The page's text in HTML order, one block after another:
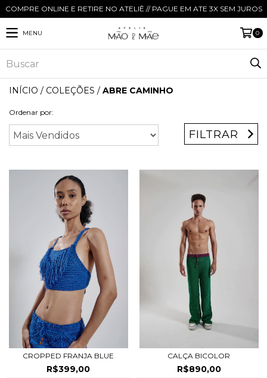
COMPRE ONLINE E RETIRE NO ATELIÊ // PAGUE EM ATE 3X SEM JUROS
MENU 0
INÍCIO / COLEÇÕES / ABRE CAMINHO
Ordenar por:
FILTRAR
CROPPED FRANJA BLUE
R$399,00
CALÇA BICOLOR
R$890,00